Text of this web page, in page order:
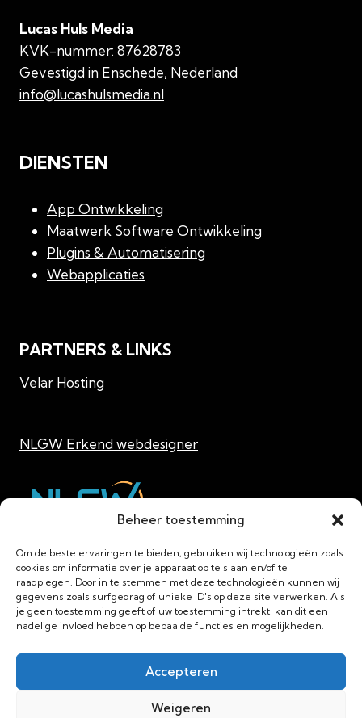
Beheer toestemming
Om de beste ervaringen te bieden, gebruiken wij technologieën zoals
cookies om informatie over je apparaat op te slaan en/of te
raadplegen. Door in te stemmen met deze technologieën kunnen wij
gegevens zoals surfgedrag of unieke ID's op deze site verwerken. Als
je geen toestemming geeft of uw toestemming intrekt, kan dit een
nadelige invloed hebben op bepaalde functies en mogelijkheden.
Accepteren
Weigeren
Lucas Huls Media
KVK-nummer: 87628783
Gevestigd in Enschede, Nederland
info@lucashulsmedia.nl
DIENSTEN
App Ontwikkeling
Maatwerk Software Ontwikkeling
Plugins & Automatisering
Webapplicaties
PARTNERS & LINKS
Velar Hosting
NLGW Erkend webdesigner
Vind ons bedrijf op Clutch